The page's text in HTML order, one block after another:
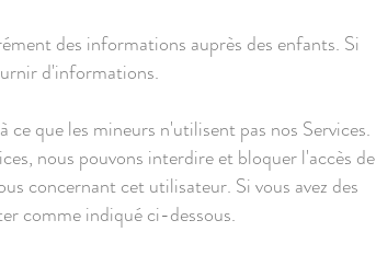
des informations auprès des enfants. Si
d'informations.
que les mineurs n'utilisent pas nos Services.
nous pouvons interdire et bloquer l'accès de
concernant cet utilisateur. Si vous avez des
comme indiqué ci-dessous.